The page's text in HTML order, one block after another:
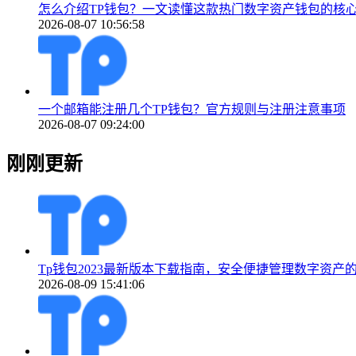
怎么介绍TP钱包？一文读懂这款热门数字资产钱包的核
2026-08-07 10:56:58
一个邮箱能注册几个TP钱包？官方规则与注册注意事项
2026-08-07 09:24:00
刚刚更新
Tp钱包2023最新版本下载指南，安全便捷管理数字资产
2026-08-09 15:41:06